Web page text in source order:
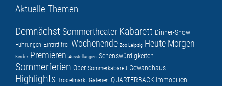
Aktuelle Themen
Demnächst Sommertheater Kabarett Dinner-Show
Führungen Eintritt frei Wochenende Zoo Leipzig Heute Morgen
Kinder Premieren Ausstellungen Sehenswürdigkeiten
Sommerferien Oper Sommerkabarett Gewandhaus
Highlights Trödelmarkt Galerien QUARTERBACK Immobilien